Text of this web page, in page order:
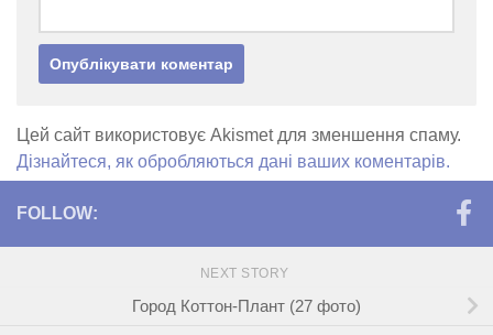
Цей сайт використовує Akismet для зменшення спаму.
Дізнайтеся, як обробляються дані ваших коментарів.
FOLLOW:
NEXT STORY
Город Коттон-Плант (27 фото)